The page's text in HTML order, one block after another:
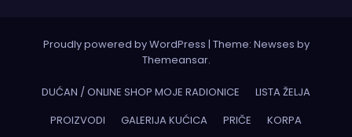
Proudly powered by WordPress | Theme: Newses by
Themeansar.
DUĆAN / ONLINE SHOP MOJE RADIONICE
LISTA ŽELJA
PROIZVODI
GALERIJA KUĆICA PRIČE KORPA